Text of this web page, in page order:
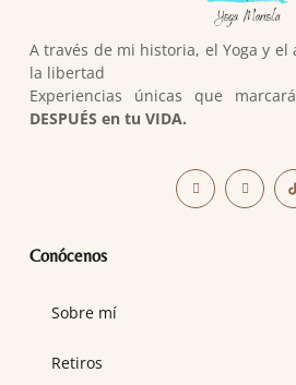
A través de mi historia, el Yoga y el
la libertad
Experiencias únicas que
DESPUÉS en tu VIDA.
Conócenos
Sobre mí
Retiros